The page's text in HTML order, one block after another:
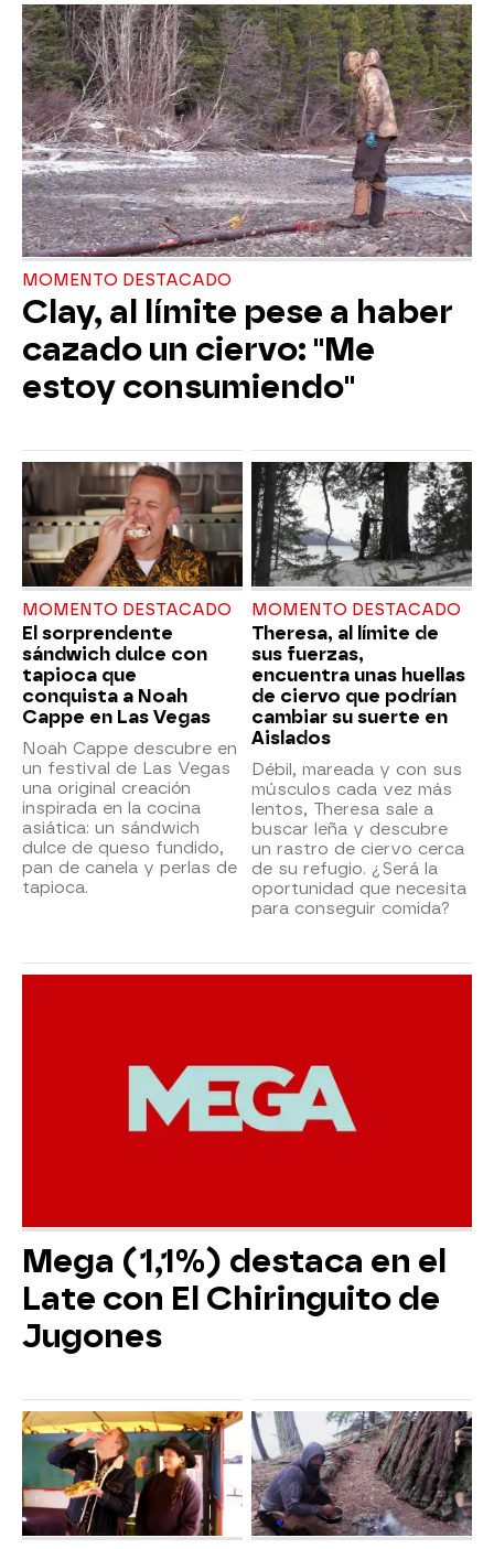
MOMENTO DESTACADO
Clay, al límite pese a haber
cazado un ciervo: "Me
estoy consumiendo"
MOMENTO DESTACADO
El sorprendente
sándwich dulce con
tapioca que
conquista a Noah
Cappe en Las Vegas
Noah Cappe descubre en
un festival de Las Vegas
una original creación
inspirada en la cocina
asiática: un sándwich
dulce de queso fundido,
pan de canela y perlas de
tapioca.
MOMENTO DESTACADO
Theresa, al límite de
sus fuerzas,
encuentra unas huellas
de ciervo que podrían
cambiar su suerte en
Aislados
Débil, mareada y con sus
músculos cada vez más
lentos, Theresa sale a
buscar leña y descubre
un rastro de ciervo cerca
de su refugio. ¿Será la
oportunidad que necesita
para conseguir comida?
Mega (1,1%) destaca en el
Late con El Chiringuito de
Jugones